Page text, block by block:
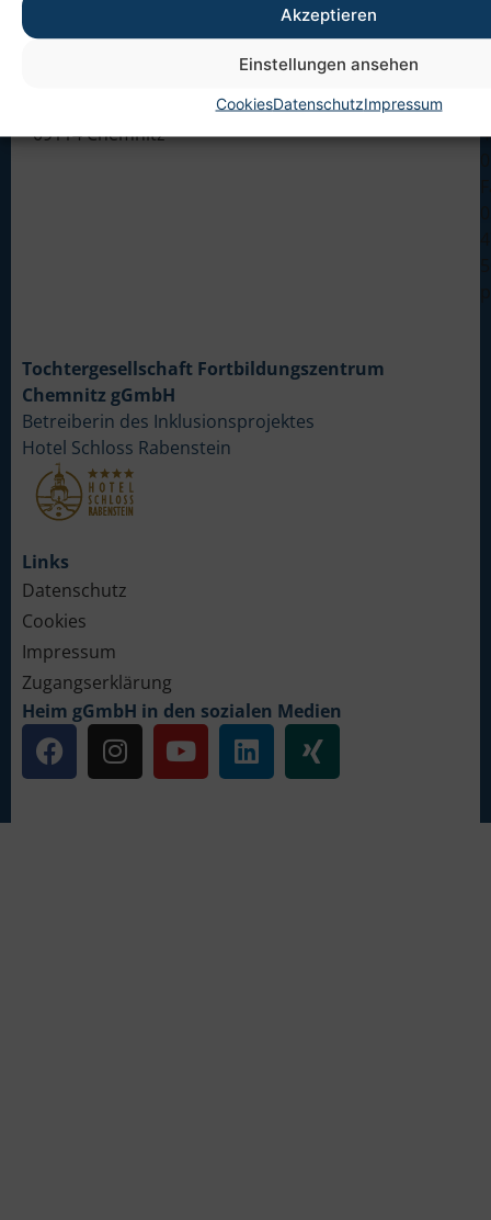
Akzeptieren
Einstellungen ansehen
CookiesDatenschutzImpressum
Anschrift
09114 Chemnitz
Links
Datenschutz
Cookies
Impressum
Zugangserklärung
Heim gGmbH in den sozialen Medien
Tochtergesellschaft Fortbildungszentrum
Chemnitz gGmbH
Betreiberin des Inklusionsprojektes
Hotel Schloss Rabenstein